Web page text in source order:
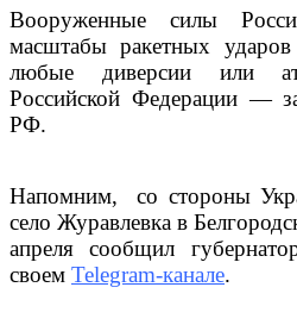
Вооруженные силы
масштабы ракетных
любые диверсии или
Российской Федерации —
РФ.
Напомним, со стороны
село Журавлевка в
апреля сообщил
своем Telegram-канале.